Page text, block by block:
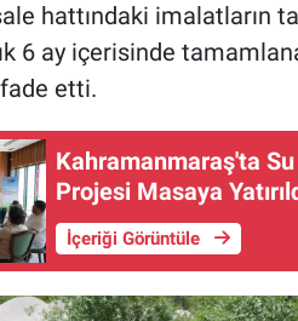
hattındaki imalatların
6 ay içerisinde
etti.
Kahramanmaraş'ta
Projesi Masaya
İçeriği Görüntüle